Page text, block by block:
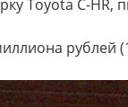
Toyota C-HR,
рублей